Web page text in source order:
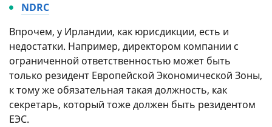
NDRC
Впрочем, у Ирландии, как юрисдикции, есть и
недостатки. Например, директором компании с
ограниченной ответственностью может быть
только резидент Европейской Экономической Зоны,
к тому же обязательная такая должность, как
секретарь, который тоже должен быть резидентом
ЕЭС.